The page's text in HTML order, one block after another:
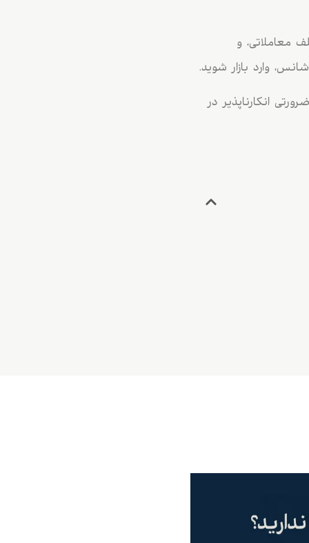
معاملاتی، و
وارد بازار شوید.
انکارناپذیر در